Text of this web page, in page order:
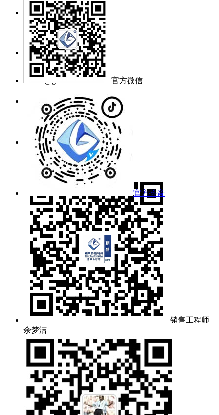
官方微信
官方抖音
零件采购：
pur@gratcn.com
询价邮箱：
mj@grat.com.cn
工作时间：
周一~周五 8:30~17:00
公司地址：
武汉新城葛店光谷联合科技城
销售工程师
余梦洁